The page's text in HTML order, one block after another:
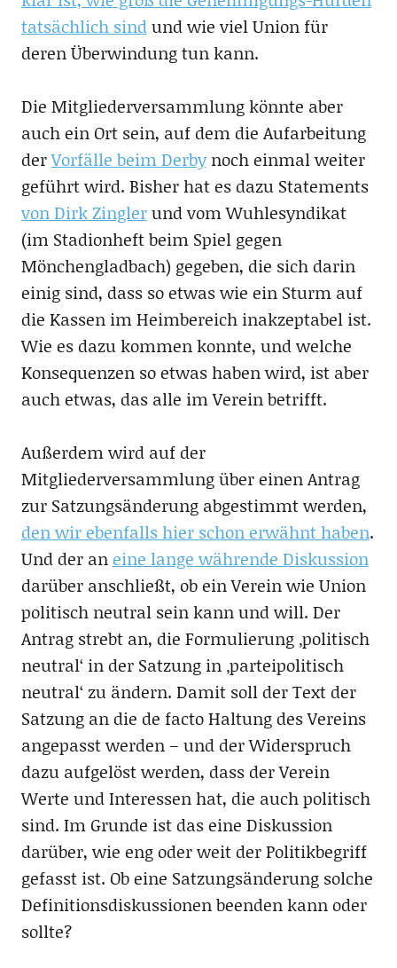
tatsächlich sindund wie viel Union für
deren Überwindung tun kann.
Die Mitgliederversammlung könnte aber
auch ein Ort sein, auf dem die Aufarbeitung
derVorfälle beim Derbynoch einmal weiter
geführt wird. Bisher hat es dazu Statements
von Dirk Zinglerund vom Wuhlesyndikat
(im Stadionheft beim Spiel gegen
Mönchengladbach) gegeben, die sich darin
einig sind, dass so etwas wie ein Sturm auf
die Kassen im Heimbereich inakzeptabel ist.
Wie es dazu kommen konnte, und welche
Konsequenzen so etwas haben wird, ist aber
auch etwas, das alle im Verein betrifft.
Außerdem wird auf der
Mitgliederversammlung über einen Antrag
zur Satzungsänderung abgestimmt werden,
den wir ebenfalls hier schon erwähnt haben.
Und der an eine lange währende Diskussion
darüber anschließt, ob ein Verein wie Union
politisch neutral sein kann und will. Der
Antrag strebt an, die Formulierung ‚politisch
neutral‘ in der Satzung in ‚parteipolitisch
neutral‘ zu ändern. Damit soll der Text der
Satzung an die de facto Haltung des Vereins
angepasst werden – und der Widerspruch
dazu aufgelöst werden, dass der Verein
Werte und Interessen hat, die auch politisch
sind. Im Grunde ist das eine Diskussion
darüber, wie eng oder weit der Politikbegriff
gefasst ist. Ob eine Satzungsänderung solche
Definitionsdiskussionen beenden kann oder
sollte?